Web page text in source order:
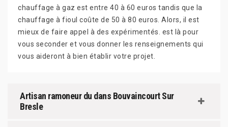
chauffage à gaz est entre 40 à 60 euros tandis que la
chauffage à fioul coûte de 50 à 80 euros. Alors, il est
mieux de faire appel à des expérimentés. est là pour
vous seconder et vous donner les renseignements qui
vous aideront à bien établir votre projet.
Artisan ramoneur du dans Bouvaincourt Sur
Bresle